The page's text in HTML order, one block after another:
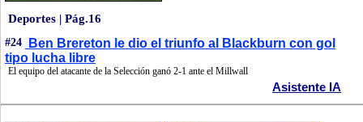
Deportes | Pág.16
#24
Ben Brereton le dio el triunfo al Blackburn con gol
tipo lucha libre
El equipo del atacante de la Selección ganó 2-1 ante el Millwall
Asistente IA